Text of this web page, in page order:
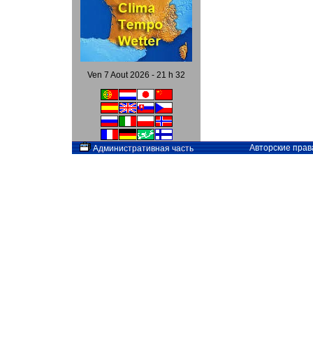
Ven 7 Aout 2026 - 21 h 32
Административная часть Авторские